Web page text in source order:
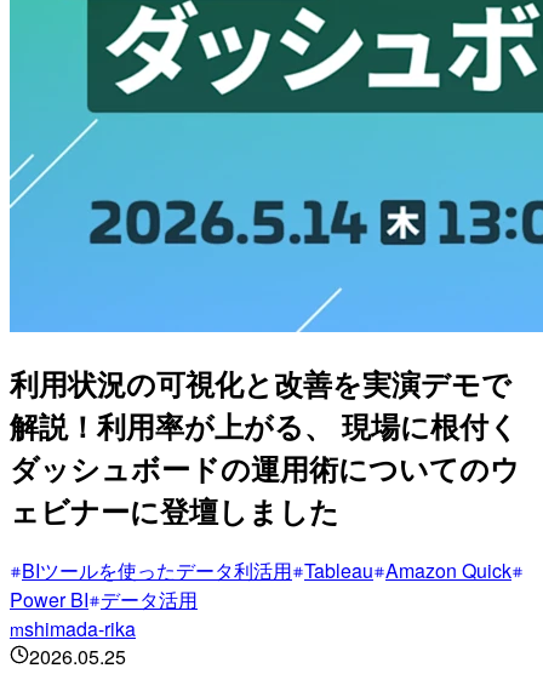
利用状況の可視化と改善を実演デモで
解説！利用率が上がる、 現場に根付く
ダッシュボードの運用術についてのウ
ェビナーに登壇しました
BIツールを使ったデータ利活用 Tableau Amazon Quick
Power BI データ活用
mshimada-rika
2026.05.25